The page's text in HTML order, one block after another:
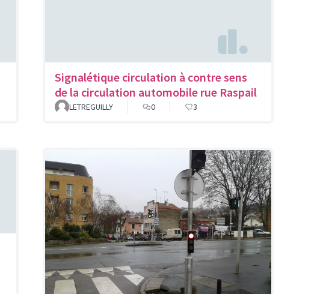
Signalétique circulation à contre sens
de la circulation automobile rue Raspail
LETREGUILLY 0 3